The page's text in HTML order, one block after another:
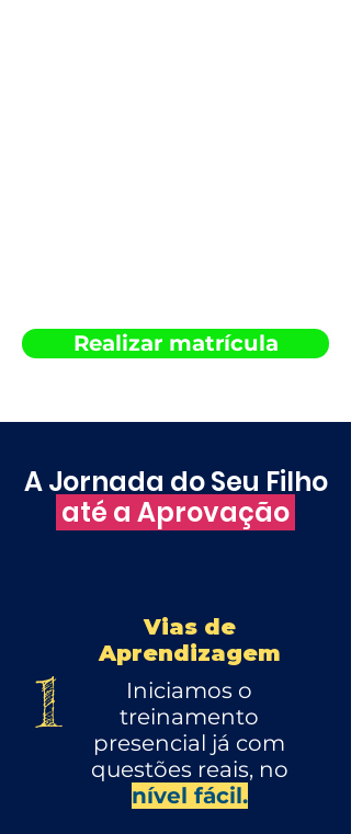
Realizar matrícula
A Jornada do Seu Filho
até a Aprovação
1
Vias de
Aprendizagem
Iniciamos o
treinamento
presencial já com
questões reais, no
nível fácil.